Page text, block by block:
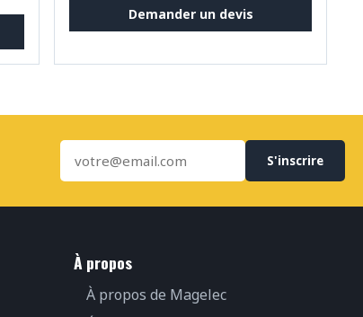
Demander un devis
S'inscrire
À propos
À propos de Magelec